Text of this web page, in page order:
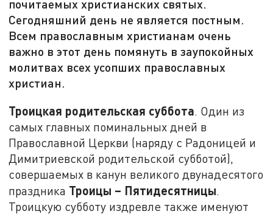
почитаемых христианских святых.
Сегодняшний день не является постным.
Всем православным христианам очень
важно в этот день помянуть в заупокойных
молитвах всех усопших православных
христиан.
Троицкая родительская суббота. Один из
самых главных поминальных дней в
Православной Церкви (наряду с Радоницей и
Димитриевской родительской субботой),
совершаемых в канун великого двунадесятого
праздника Троицы – Пятидесятницы.
Троицкую субботу издревле также именуют